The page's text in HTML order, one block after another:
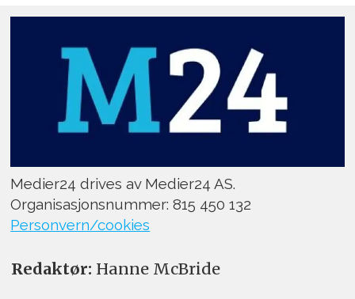
Medier24 drives av Medier24 AS.
Organisasjonsnummer: 815 450 132
Personvern/cookies
Redaktør: Hanne McBride